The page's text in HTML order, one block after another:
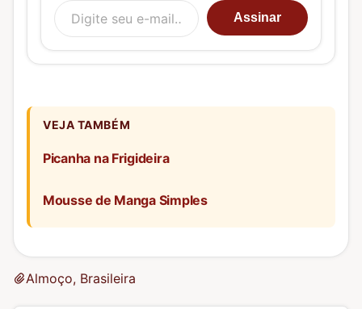
Assinar
VEJA TAMBÉM
Picanha na Frigideira
Mousse de Manga Simples
Almoço, Brasileira